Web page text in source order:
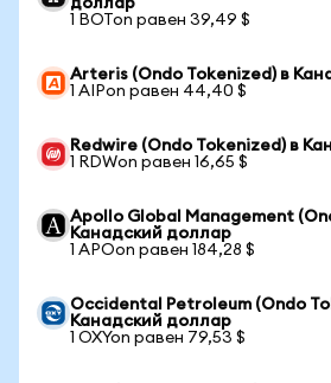
доллар
1 BOTon равен 39,49 $
Arteris (Ondo Tokenized) в
1 AIPon равен 44,40 $
Redwire (Ondo Tokenized) в
1 RDWon равен 16,65 $
Apollo Global Management
Канадский доллар
1 APOon равен 184,28 $
Occidental Petroleum (Ondo
Канадский доллар
1 OXYon равен 79,53 $